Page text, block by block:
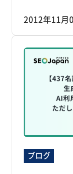
2012年11月
ブログ